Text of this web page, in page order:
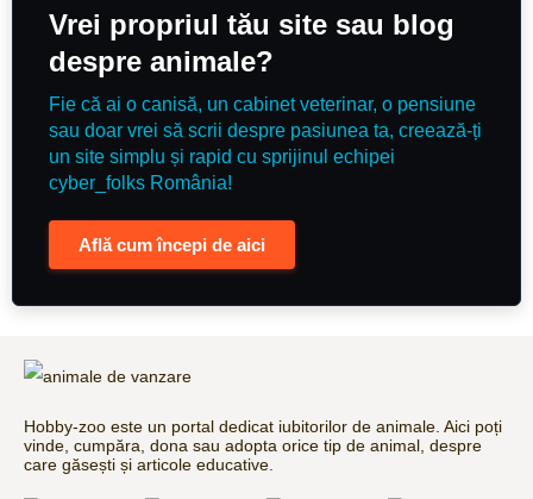
Vrei propriul tău site sau blog
despre animale?
Fie că ai o canisă, un cabinet veterinar, o pensiune
sau doar vrei să scrii despre pasiunea ta, creează-ți
un site simplu și rapid cu sprijinul echipei
cyber_folks România!
Află cum începi de aici
Hobby-zoo este un portal dedicat iubitorilor de animale. Aici poți
vinde, cumpăra, dona sau adopta orice tip de animal, despre
care găsești și articole educative.